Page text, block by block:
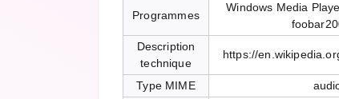
Programmes
Windows Media
Description
technique
https://
Type MIME